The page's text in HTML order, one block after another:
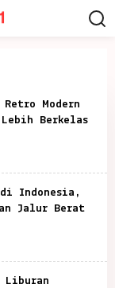
Modern
Lebih Berkelas
Indonesia,
Jalur Berat
Liburan